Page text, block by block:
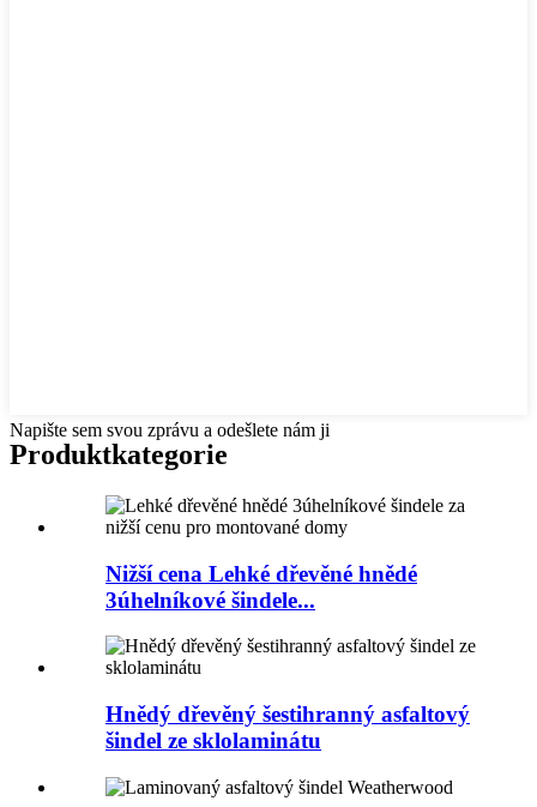
Napište sem svou zprávu a odešlete nám ji
Produktkategorie
Nižší cena Lehké dřevěné hnědé
3úhelníkové šindele...
Hnědý dřevěný šestihranný asfaltový
šindel ze sklolaminátu